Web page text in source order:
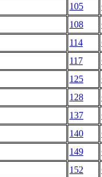
105
108
114
117
125
128
137
140
149
152